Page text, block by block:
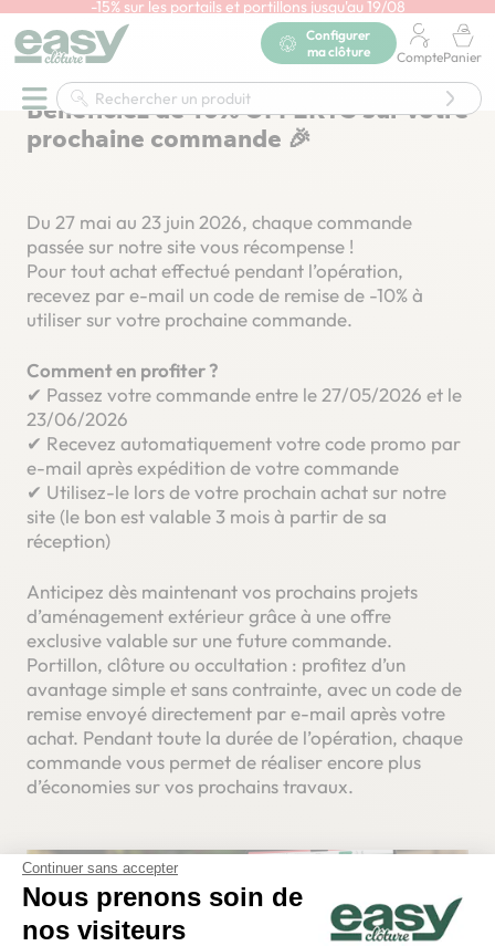
Continuer sans accepter
Nous prenons soin de
nos visiteurs
En savoir plus
-15% sur les portails et portillons jusqu'au 19/08
Configurer
ma clôture
ComptePanier
Accueil
Bénéficiez de 10% OFFERTS sur votre prochaine commande
🎉
Bénéficiez de 10% OFFERTS sur votre
prochaine commande 🎉
Du 27 mai au 23 juin 2026, chaque commande
passée sur notre site vous récompense !
Pour tout achat effectué pendant l’opération,
recevez par e-mail un code de remise de -10% à
utiliser sur votre prochaine commande.
Comment en profiter ?
✔ Passez votre commande entre le 27/05/2026 et le
23/06/2026
✔ Recevez automatiquement votre code promo par
e-mail après expédition de votre commande
✔ Utilisez-le lors de votre prochain achat sur notre
site (le bon est valable 3 mois à partir de sa
réception)
Anticipez dès maintenant vos prochains projets
d’aménagement extérieur grâce à une offre
exclusive valable sur une future commande.
Portillon, clôture ou occultation : profitez d’un
avantage simple et sans contrainte, avec un code de
remise envoyé directement par e-mail après votre
achat. Pendant toute la durée de l’opération, chaque
commande vous permet de réaliser encore plus
d’économies sur vos prochains travaux.